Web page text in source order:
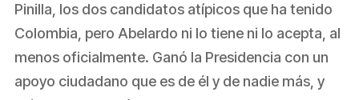
Pinilla, los dos candidatos atípicos que ha tenido
Colombia, pero Abelardo ni lo tiene ni lo acepta, al
menos oficialmente. Ganó la Presidencia con un
apoyo ciudadano que es de él y de nadie más, y